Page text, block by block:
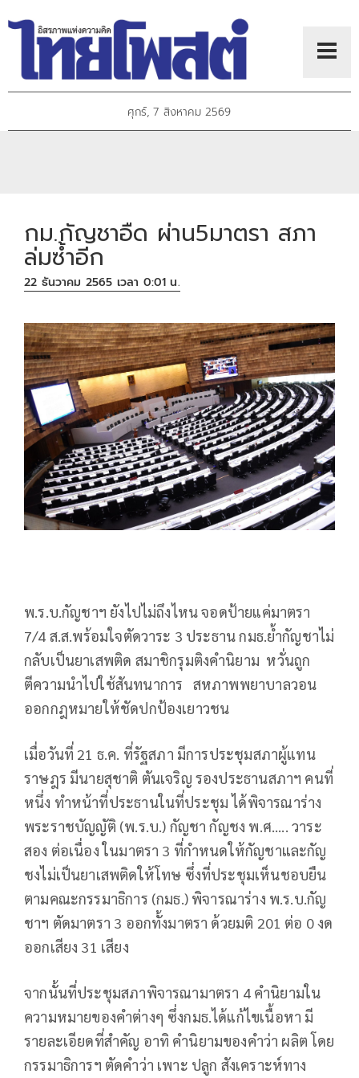
ศุกร์, 7 สิงหาคม 2569
กม.กัญชาอืด ผ่าน5มาตรา สภา
ล่มซํ้าอีก
22 ธันวาคม 2565 เวลา 0:01 น.
พ.ร.บ.กัญชาฯ ยังไปไม่ถึงไหน จอดป้ายแค่มาตรา
7/4 ส.ส.พร้อมใจตัดวาระ 3 ประธาน กมธ.ย้ำกัญชาไม่
กลับเป็นยาเสพติด สมาชิกรุมติงคำนิยาม หวั่นถูก
ตีความนำไปใช้สันทนาการ สหภาพพยาบาลวอน
ออกกฎหมายให้ชัดปกป้องเยาวชน
เมื่อวันที่ 21 ธ.ค. ที่รัฐสภา มีการประชุมสภาผู้แทน
ราษฎร มีนายสุชาติ ตันเจริญ รองประธานสภาฯ คนที่
หนึ่ง ทำหน้าที่ประธานในที่ประชุม ได้พิจารณาร่าง
พระราชบัญญัติ (พ.ร.บ.) กัญชา กัญชง พ.ศ..... วาระ
สอง ต่อเนื่อง ในมาตรา 3 ที่กำหนดให้กัญชาและกัญ
ชงไม่เป็นยาเสพติดให้โทษ ซึ่งที่ประชุมเห็นชอบยืน
ตามคณะกรรมาธิการ (กมธ.) พิจารณาร่าง พ.ร.บ.กัญ
ชาฯ ตัดมาตรา 3 ออกทั้งมาตรา ด้วยมติ 201 ต่อ 0 งด
ออกเสียง 31 เสียง
จากนั้นที่ประชุมสภาพิจารณามาตรา 4 คำนิยามใน
ความหมายของคำต่างๆ ซึ่งกมธ.ได้แก้ไขเนื้อหา มี
รายละเอียดที่สำคัญ อาทิ คำนิยามของคำว่า ผลิต โดย
กรรมาธิการฯ ตัดคำว่า เพาะ ปลูก สังเคราะห์ทาง